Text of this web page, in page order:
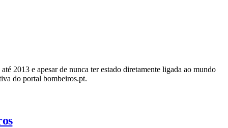
2013 e apesar de nunca ter estado diretamente ligada ao mundo
do portal bombeiros.pt.